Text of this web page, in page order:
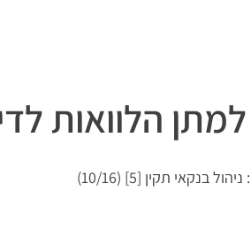
הלוואות
: ניהול בנקאי תקין [5] (10/16)